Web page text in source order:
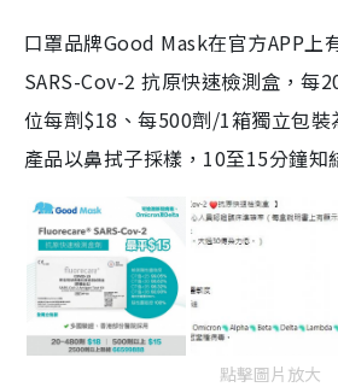
口罩品牌Good Mask在官方APP
SARS-Cov-2 抗原快速檢測盒，每
位每劑$18、每500劑/1箱獨立包裝
產品以鼻拭子採樣，10至15分鐘知
點擊圖片放大